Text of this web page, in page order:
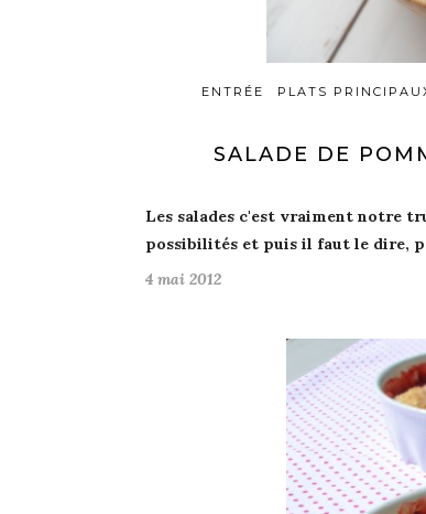
ENTRÉE PLATS
SALADE DE
Les salades c'est vraiment notre
possibilités et puis il faut le dire,
4 mai 2012